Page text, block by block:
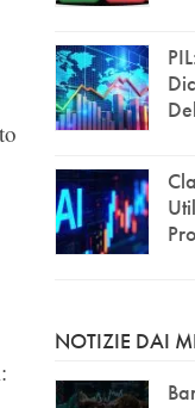
NOTIZIE DAI